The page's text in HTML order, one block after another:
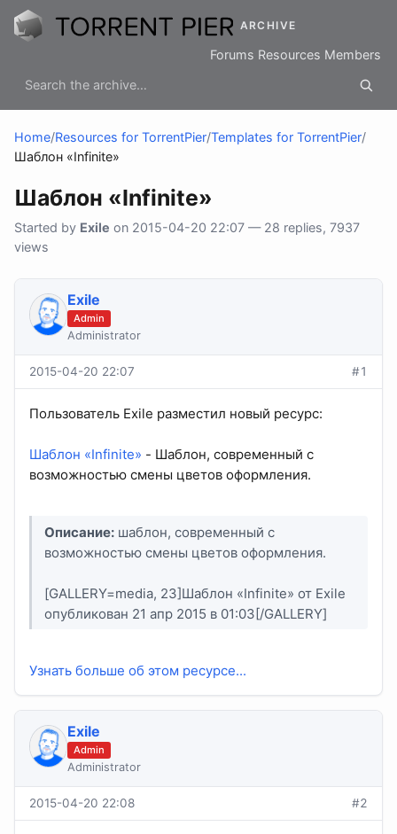
ARCHIVE
Forums Resources Members
Home/Resources for TorrentPier/Templates for TorrentPier/
Шаблон «Infinite»
Шаблон «Infinite»
Started by Exile on 2015-04-20 22:07 — 28 replies, 7937
views
Exile
Admin
Administrator
2015-04-20 22:07 #1
Пользователь Exile разместил новый ресурс:
Шаблон «Infinite» - Шаблон, современный с
возможностью смены цветов оформления.
Описание: шаблон, современный с
возможностью смены цветов оформления.
[GALLERY=media, 23]Шаблон «Infinite» от Exile
опубликован 21 апр 2015 в 01:03[/GALLERY]
Узнать больше об этом ресурсе...
Exile
Admin
Administrator
2015-04-20 22:08 #2